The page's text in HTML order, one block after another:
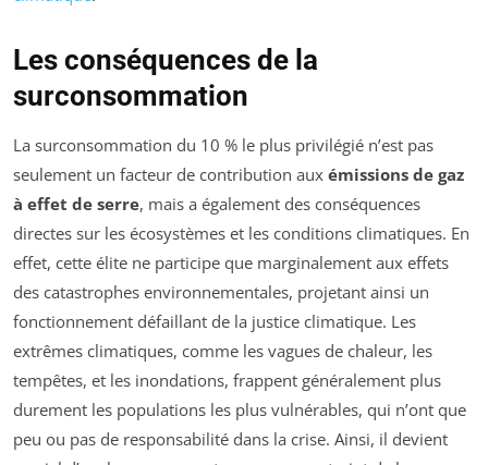
Les conséquences de la
surconsommation
La surconsommation du 10 % le plus privilégié n’est pas
seulement un facteur de contribution aux émissions de gaz
à effet de serre, mais a également des conséquences
directes sur les écosystèmes et les conditions climatiques. En
effet, cette élite ne participe que marginalement aux effets
des catastrophes environnementales, projetant ainsi un
fonctionnement défaillant de la justice climatique. Les
extrêmes climatiques, comme les vagues de chaleur, les
tempêtes, et les inondations, frappent généralement plus
durement les populations les plus vulnérables, qui n’ont que
peu ou pas de responsabilité dans la crise. Ainsi, il devient